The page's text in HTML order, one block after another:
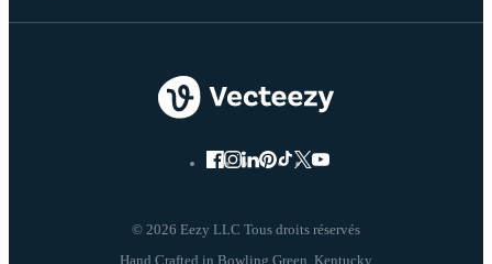
© 2026 Eezy LLC Tous droits réservés